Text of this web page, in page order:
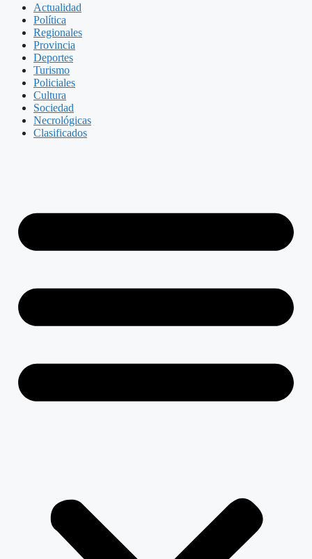
Actualidad
Política
Regionales
Provincia
Deportes
Turismo
Policiales
Cultura
Sociedad
Necrológicas
Clasificados